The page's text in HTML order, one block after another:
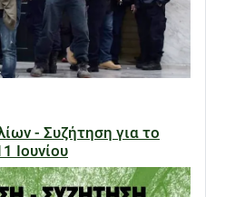
- Συζήτηση για το
Ιουνίου